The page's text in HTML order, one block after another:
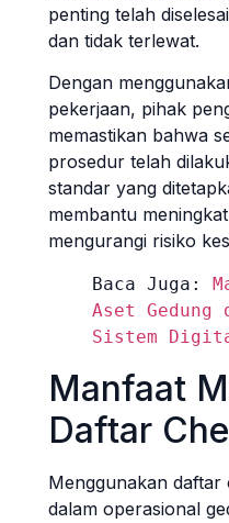
penting telah
dan tidak terlewat.
Dengan
pekerjaan, pihak
memastikan bahwa
prosedur telah
standar yang
membantu
mengurangi risiko
Baca Juga:
Aset Gedung
Sistem
Manfaat
Daftar
Menggunakan
dalam operasional